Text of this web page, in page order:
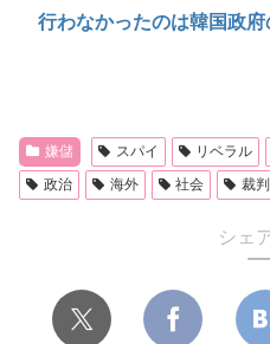
行わなかったのは韓国政
嫌儲 スパイ リベラル
政治
海外 社会 裁判
シェ